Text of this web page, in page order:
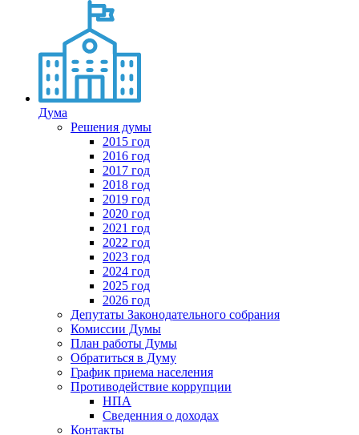
Дума
Решения думы
2015 год
2016 год
2017 год
2018 год
2019 год
2020 год
2021 год
2022 год
2023 год
2024 год
2025 год
2026 год
Депутаты Законодательного собрания
Комиссии Думы
План работы Думы
Обратиться в Думу
График приема населения
Противодействие коррупции
НПА
Сведенния о доходах
Контакты